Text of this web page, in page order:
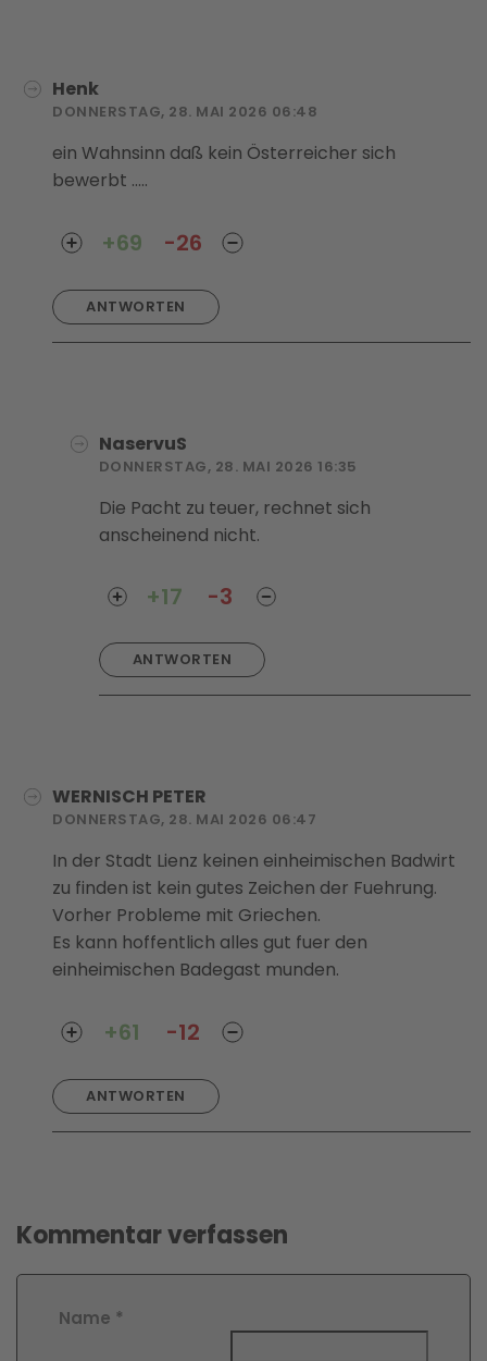
Henk
DONNERSTAG, 28. MAI 2026 06:48
ein Wahnsinn daß kein Österreicher sich
bewerbt .....
ANTWORTEN
+69 -26
NaservuS
DONNERSTAG, 28. MAI 2026 16:35
Die Pacht zu teuer, rechnet sich
anscheinend nicht.
ANTWORTEN
+17 -3
WERNISCH PETER
DONNERSTAG, 28. MAI 2026 06:47
In der Stadt Lienz keinen einheimischen Badwirt
zu finden ist kein gutes Zeichen der Fuehrung.
Vorher Probleme mit Griechen.
Es kann hoffentlich alles gut fuer den
einheimischen Badegast munden.
ANTWORTEN
+61 -12
Kommentar verfassen
Name *